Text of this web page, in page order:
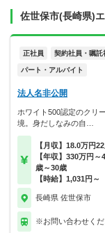
佐世保市(長崎県)
正社員 契約社員・嘱託
パート・アルバイト
法人名非公開
ホワイト500認定のクリ
境。身だしなみの自…
【月収】18.0万円
【年収】330万円～
歳～30歳
【時給】1,031円～
長崎県 佐世保市
※お問い合わせく